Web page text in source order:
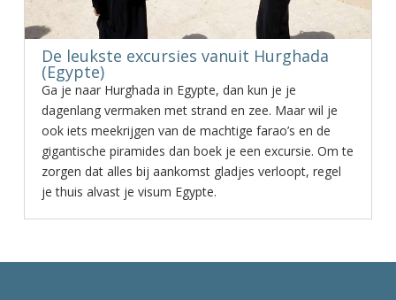
De leukste excursies vanuit Hurghada
(Egypte)
Ga je naar Hurghada in Egypte, dan kun je je
dagenlang vermaken met strand en zee. Maar wil je
ook iets meekrijgen van de machtige farao’s en de
gigantische piramides dan boek je een excursie. Om te
zorgen dat alles bij aankomst gladjes verloopt, regel
je thuis alvast je visum Egypte.